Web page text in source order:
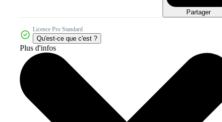
Partager
Licence Pro Standard
Qu'est-ce que c'est ?
Plus d'infos